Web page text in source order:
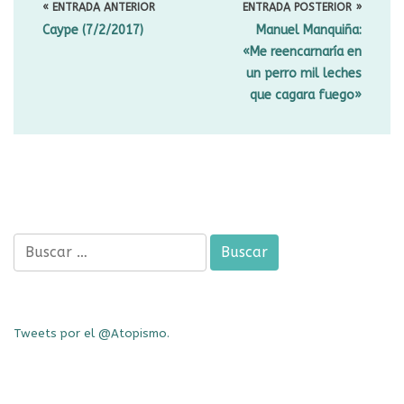
ENTRADAS
« ENTRADA ANTERIOR
Caype (7/2/2017)
ENTRADA POSTERIOR »
Manuel Manquiña:
«Me reencarnaría en
un perro mil leches
que cagara fuego»
Tweets por el @Atopismo.